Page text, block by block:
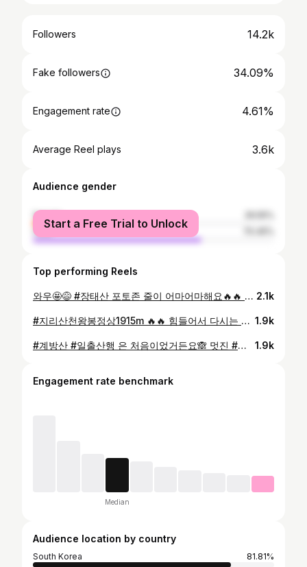
Followers 14.2k
Fake followers 34.09%
Engagement rate 4.61%
Average Reel plays 3.6k
Audience gender
female
male
Start a Free Trial to Unlock
Top performing Reels
와우🤩😅 #장태산 포토존 줄이 어마어마해요🔥🔥 #평일 에 다녀왔는데도 줄서 계신분들 너무 많아서 저희는 전망대 위에서 후다닥 찍고 왔어요🤟🏻 다들 마지막 #가을단풍 보러 #장태산자연휴양림 오신듯🍁🍂 #가을 이제 진짜 보내줘야겠어요~#가을아안녕 👋🏻 2.1k
#지리산천왕봉정상1915m 🔥🔥 힘들어서 다시는 안가겠다고 했었는데😅 2년4개월만에 기억미화(?) 되서 다녀왔어요😝 오랜만에 다시 찾은 #지리산천왕봉 정상 뷰 멋진 풍경 많이 담아오고 싶었는데… 예상보다 더 강렬했던 강풍으로 버틸수가 없었어요💨 그래도 이번엔 지리산 #일출 #산행 으로 다녀와서 핑크빛 여명에 산그리메까지 보고 와서 너무 좋아요🙈💕 1.9k
#계방산 #일출산행 은 처음이었거든요🙈 멋진 #설경 에 떠오르는 #일출 구경하며 사진 찍느라🤳 ㅎㅎ #계방산정상 에서 한시간 동안 놀았더라구요🔥 작년 계방산 산행은 곰탕이었다 살짝 열렸는데 이번엔 예쁜 #겨울왕국 #계방산일출 봐서 너무 좋았어요🌅❄️ #강원도 추위는 다르다는걸 또 한번 느꼈지만🥶 오동통 #상고대 보러 눈 오면 또 갈꺼에요☃️ ㅋㅋㅋ @s____jho #눈꽃산행 또 갈꺼지?🫣😜 1.9k
Engagement rate benchmark
Median
Audience location by country
South Korea
81.81%